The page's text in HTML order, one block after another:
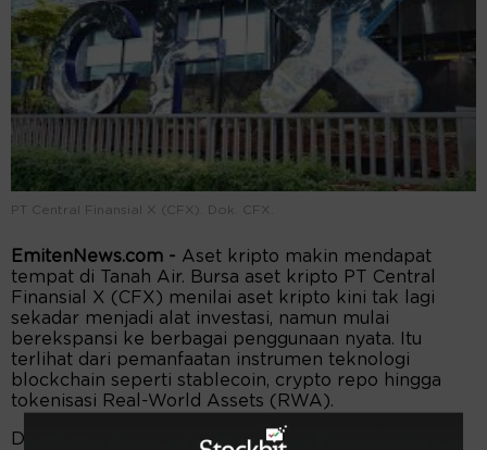
PT Central Finansial X (CFX). Dok. CFX.
EmitenNews.com - Aset kripto makin mendapat
tempat di Tanah Air. Bursa aset kripto PT Central
Finansial X (CFX) menilai aset kripto kini tak lagi
sekadar menjadi alat investasi, namun mulai
berekspansi ke berbagai penggunaan nyata. Itu
terlihat dari pemanfaatan instrumen teknologi
blockchain seperti stablecoin, crypto repo hingga
tokenisasi Real-World Assets (RWA).
Dalam keterangannya Rabu (3/6/2026), Direktur